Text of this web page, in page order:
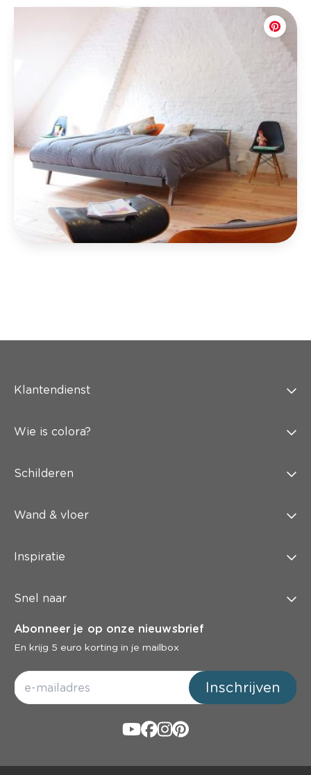
Klantendienst
Wie is colora?
Schilderen
Wand & vloer
Inspiratie
Snel naar
Abonneer je op onze nieuwsbrief
En krijg 5 euro korting in je mailbox
Inschrijven